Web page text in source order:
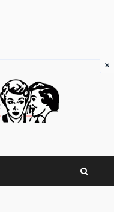
×